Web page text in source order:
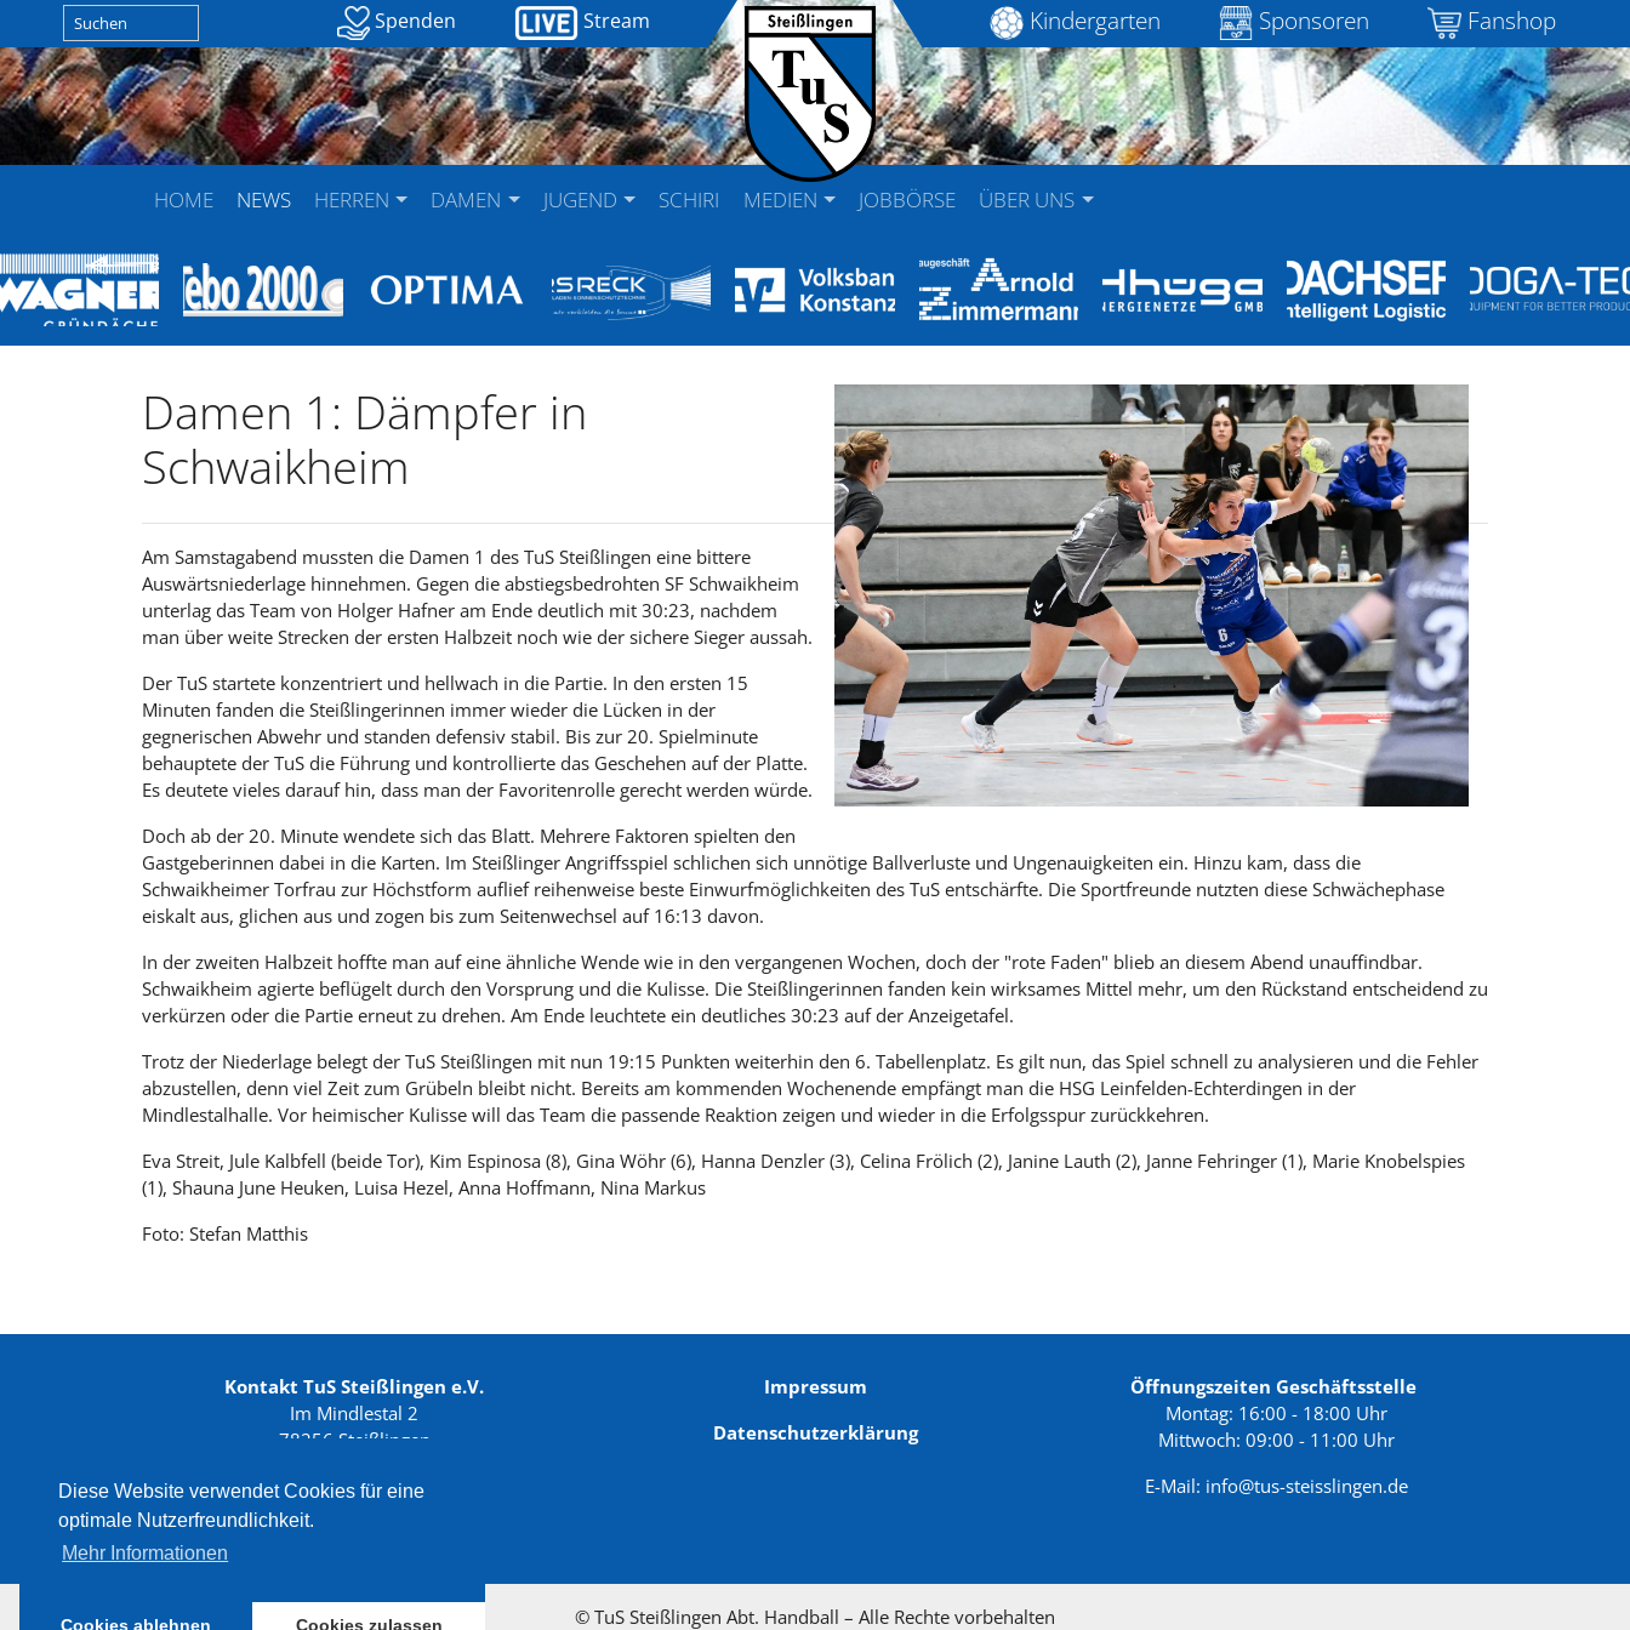
Diese Website verwendet Cookies für eine
optimale Nutzerfreundlichkeit.
Mehr Informationen
Cookies ablehnen Cookies zulassen
Spenden Stream Kindergarten Sponsoren Fanshop
HOME NEWS HERREN DAMEN JUGEND SCHIRI MEDIEN JOBBÖRSE ÜBER UNS
Damen 1: Dämpfer in
Schwaikheim
Am Samstagabend mussten die Damen 1 des TuS Steißlingen eine bittere
Auswärtsniederlage hinnehmen. Gegen die abstiegsbedrohten SF Schwaikheim
unterlag das Team von Holger Hafner am Ende deutlich mit 30:23, nachdem
man über weite Strecken der ersten Halbzeit noch wie der sichere Sieger aussah.
Der TuS startete konzentriert und hellwach in die Partie. In den ersten 15
Minuten fanden die Steißlingerinnen immer wieder die Lücken in der
gegnerischen Abwehr und standen defensiv stabil. Bis zur 20. Spielminute
behauptete der TuS die Führung und kontrollierte das Geschehen auf der Platte.
Es deutete vieles darauf hin, dass man der Favoritenrolle gerecht werden würde.
Doch ab der 20. Minute wendete sich das Blatt. Mehrere Faktoren spielten den
Gastgeberinnen dabei in die Karten. Im Steißlinger Angriffsspiel schlichen sich unnötige Ballverluste und Ungenauigkeiten ein. Hinzu kam, dass die
Schwaikheimer Torfrau zur Höchstform auflief reihenweise beste Einwurfmöglichkeiten des TuS entschärfte. Die Sportfreunde nutzten diese Schwächephase
eiskalt aus, glichen aus und zogen bis zum Seitenwechsel auf 16:13 davon.
In der zweiten Halbzeit hoffte man auf eine ähnliche Wende wie in den vergangenen Wochen, doch der "rote Faden" blieb an diesem Abend unauffindbar.
Schwaikheim agierte beflügelt durch den Vorsprung und die Kulisse. Die Steißlingerinnen fanden kein wirksames Mittel mehr, um den Rückstand entscheidend zu
verkürzen oder die Partie erneut zu drehen. Am Ende leuchtete ein deutliches 30:23 auf der Anzeigetafel.
Trotz der Niederlage belegt der TuS Steißlingen mit nun 19:15 Punkten weiterhin den 6. Tabellenplatz. Es gilt nun, das Spiel schnell zu analysieren und die Fehler
abzustellen, denn viel Zeit zum Grübeln bleibt nicht. Bereits am kommenden Wochenende empfängt man die HSG Leinfelden-Echterdingen in der
Mindlestalhalle. Vor heimischer Kulisse will das Team die passende Reaktion zeigen und wieder in die Erfolgsspur zurückkehren.
Eva Streit, Jule Kalbfell (beide Tor), Kim Espinosa (8), Gina Wöhr (6), Hanna Denzler (3), Celina Frölich (2), Janine Lauth (2), Janne Fehringer (1), Marie Knobelspies
(1), Shauna June Heuken, Luisa Hezel, Anna Hoffmann, Nina Markus
Foto: Stefan Matthis
Kontakt TuS Steißlingen e.V.
Im Mindlestal 2
78256 Steißlingen
Telefax: 07738 / 939 736
Impressum
Datenschutzerklärung
Öffnungszeiten Geschäftsstelle
Montag: 16:00 - 18:00 Uhr
Mittwoch: 09:00 - 11:00 Uhr
E-Mail: info@tus-steisslingen.de
© TuS Steißlingen Abt. Handball – Alle Rechte vorbehalten